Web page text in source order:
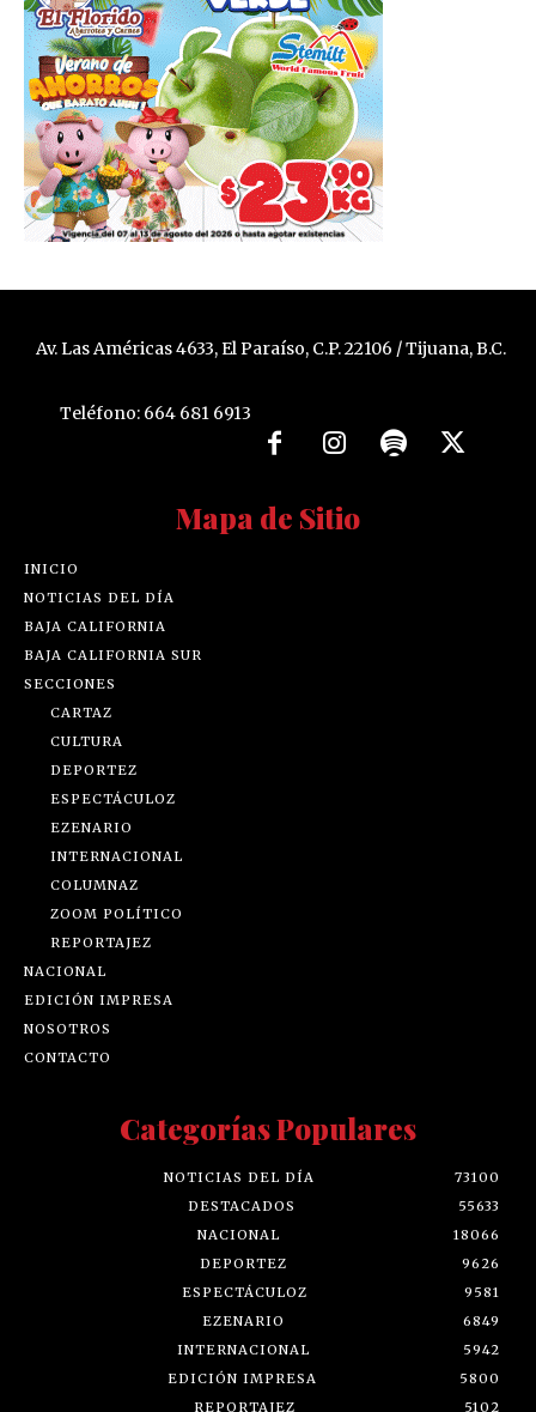
Av. Las Américas 4633, El Paraíso, C.P. 22106 / Tijuana, B.C.
Teléfono: 664 681 6913
Mapa de Sitio
INICIO
NOTICIAS DEL DÍA
BAJA CALIFORNIA
BAJA CALIFORNIA SUR
SECCIONES
CARTAZ
CULTURA
DEPORTEZ
ESPECTÁCULOZ
EZENARIO
INTERNACIONAL
COLUMNAZ
ZOOM POLÍTICO
REPORTAJEZ
NACIONAL
EDICIÓN IMPRESA
NOSOTROS
CONTACTO
Categorías Populares
NOTICIAS DEL DÍA
73100
DESTACADOS
55633
NACIONAL
18066
DEPORTEZ
9626
ESPECTÁCULOZ
9581
EZENARIO
6849
INTERNACIONAL
5942
EDICIÓN IMPRESA
5800
REPORTAJEZ
5102